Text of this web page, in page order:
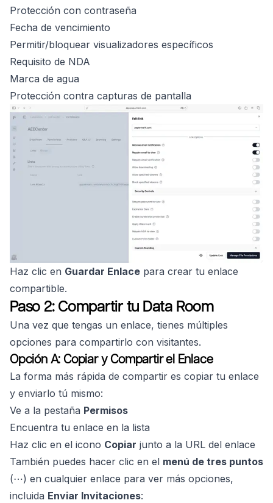
Protección con contraseña
Fecha de vencimiento
Permitir/bloquear visualizadores específicos
Requisito de NDA
Marca de agua
Protección contra capturas de pantalla
Haz clic en Guardar Enlace para crear tu enlace
compartible.
Paso 2: Compartir tu Data Room
Una vez que tengas un enlace, tienes múltiples
opciones para compartirlo con visitantes.
Opción A: Copiar y Compartir el Enlace
La forma más rápida de compartir es copiar tu enlace
y enviarlo tú mismo:
Ve a la pestaña Permisos
Encuentra tu enlace en la lista
Haz clic en el icono Copiar junto a la URL del enlace
También puedes hacer clic en el menú de tres puntos
(⋯) en cualquier enlace para ver más opciones,
incluida Enviar Invitaciones: